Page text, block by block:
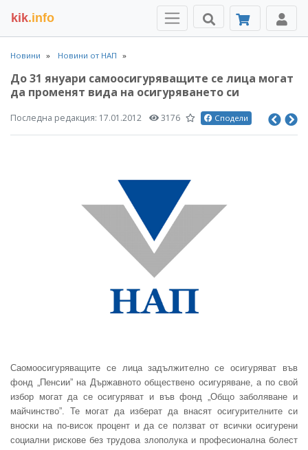
kik.info
Новини Новини от НАП
До 31 януари самоосигуряващите се лица могат
да променят вида на осигуряването си
Последна редакция: 17.01.2012 3176 Сподели
Саомоосигуряващите се лица задължително се осигуряват във
фонд „Пенсии” на Държавното обществено осигуряване, а по свой
избор могат да се осигуряват и във фонд „Общо заболяване и
майчинство”. Те могат да изберат да внасят осигурителните си
вноски на по-висок процент и да се ползват от всички осигурени
социални рискове без трудова злополука и професионална болест